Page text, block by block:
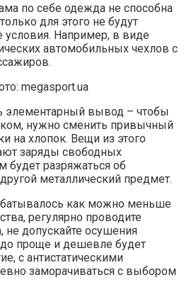
по себе одежда не способна
для этого не будут
условия. Например, в виде
автомобильных чехлов с
элементарный вывод – чтобы
нужно сменить привычный
на хлопок. Вещи из этого
заряды свободных
будет разряжаться об
металлический предмет.
как можно меньше
регулярно проводите
не допускайте осушения
проще и дешевле будет
с антистатическими
заморачиваться с выбором